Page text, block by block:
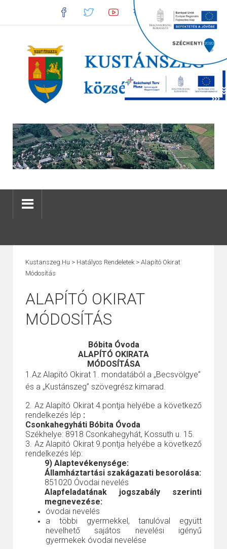
Kustanszeg.hu > Hatályos Rendeletek > Alapító Okirat
Módosítás
ALAPÍTÓ OKIRAT
MÓDOSÍTÁS
Bóbita Óvoda
ALAPÍTÓ OKIRATA
MÓDOSÍTÁSA
1.Az Alapító Okirat 1. mondatából a „Becsvölgye”
és a „Kustánszeg” szövegrész kimarad.
2. Az Alapító Okirat 4.pontja helyébe a következő
rendelkezés lép :
Csonkahegyháti Bóbita Óvoda
Székhelye: 8918 Csonkahegyhát, Kossuth u. 15.
3. Az Alapitó Okirat 9.pontja helyébe a következő
rendelkezés lép:
9) Alaptevékenysége:
Államháztartási szakágazati besorolása:
851020 Óvodai nevelés
Alapfeladatának jogszabály szerinti
megnevezése:
óvodai nevelés
a többi gyermekkel, tanulóval együtt
nevelhető sajátos nevelési igényű
gyermekek óvodai nevelése